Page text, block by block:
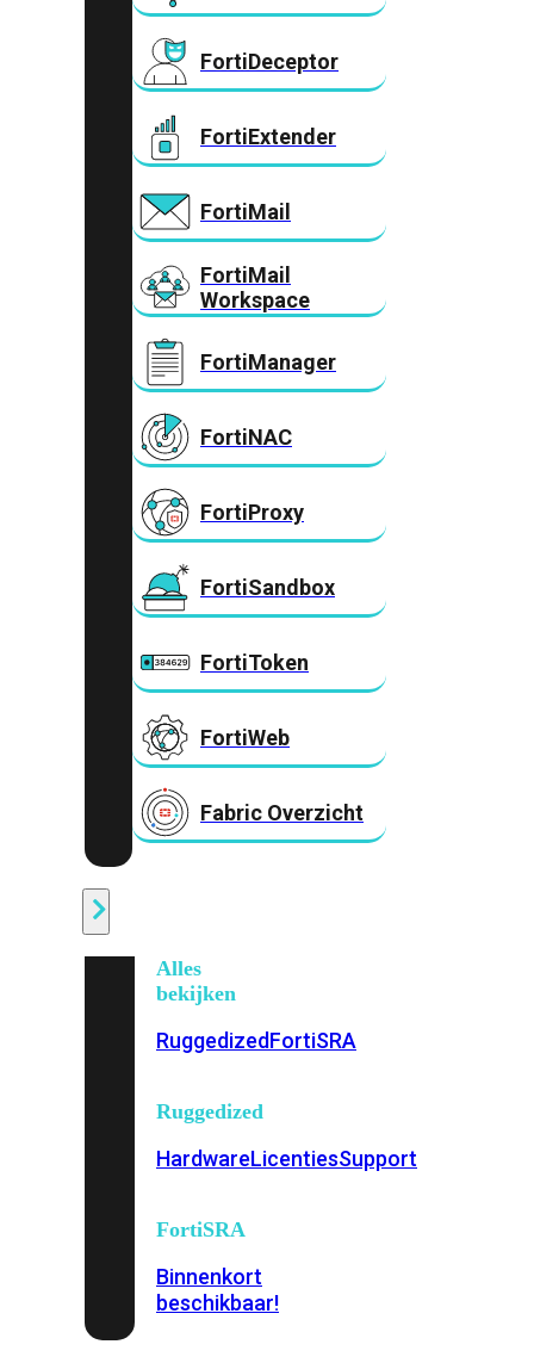
FortiDeceptor
FortiExtender
FortiMail
FortiMail
Workspace
FortiManager
FortiNAC
FortiProxy
FortiSandbox
FortiToken
FortiWeb
Fabric Overzicht
Alles
bekijken
RuggedizedFortiSRA
Ruggedized
HardwareLicentiesSupport
FortiSRA
Binnenkort
beschikbaar!